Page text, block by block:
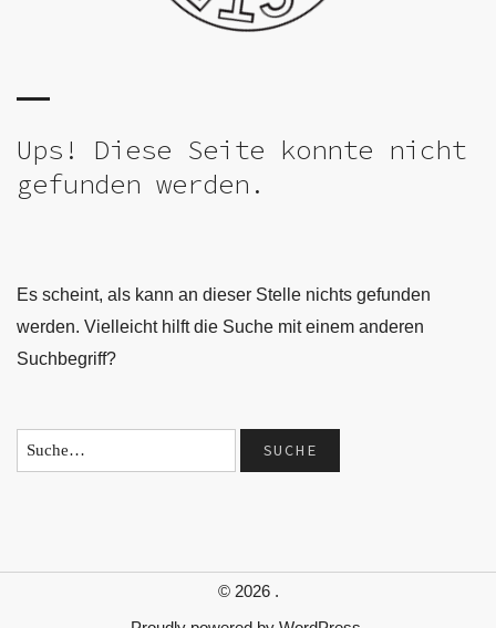
Ups! Diese Seite konnte nicht
gefunden werden.
Es scheint, als kann an dieser Stelle nichts gefunden
werden. Vielleicht hilft die Suche mit einem anderen
Suchbegriff?
© 2026 .